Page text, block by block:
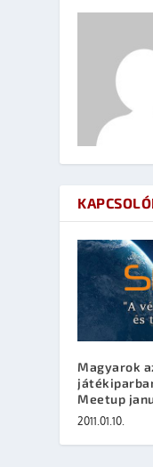
Magyarok
Meetup
2011.01.10.